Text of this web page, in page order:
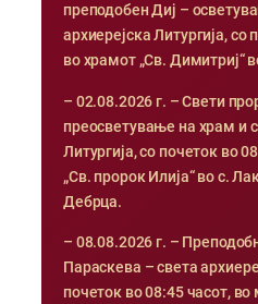
преподобен Диј –
архиерејска Литургија, со
во храмот „Св. Димитриј“
– 02.08.2026 г. – Свети
преосветување на храм и
Литургија, со почеток во
„Св. пророк Илија“ во с.
Дебрца.
– 08.08.2026 г. –
Параскева – света
почеток во 08:45 часот,